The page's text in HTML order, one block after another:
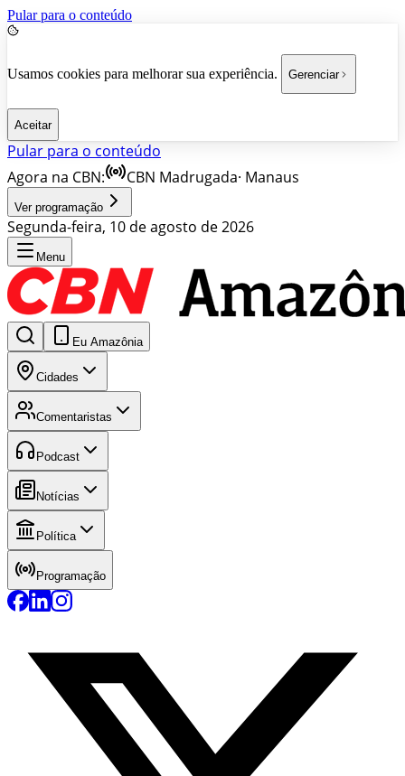
Pular para o conteúdo
Usamos cookies para melhorar sua experiência. Gerenciar
Aceitar
Pular para o conteúdo
Agora na CBN:
CBN Madrugada· Manaus
Ver programação
Segunda-feira, 10 de agosto de 2026
Menu
Eu Amazônia
Cidades
Comentaristas
Podcast
Notícias
Política
Programação